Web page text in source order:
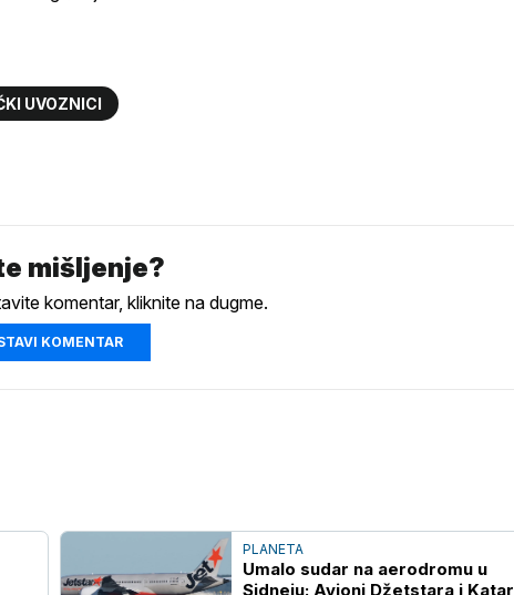
UVOZNICI
mišljenje?
komentar, kliknite na dugme.
KOMENTAR
PLANETA
Umalo sudar na aerodromu u
Sidneju: Avioni Džetstara i Katar